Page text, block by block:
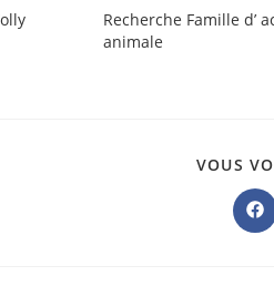
Recherche Famille d’
animale
VOUS